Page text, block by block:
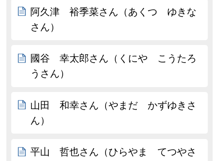
阿久津 裕季菜さん（あくつ ゆきな
さん）
國谷 幸太郎さん（くにや こうたろ
うさん）
山田 和幸さん（やまだ かずゆきさ
ん）
平山 哲也さん（ひらやま てつやさ